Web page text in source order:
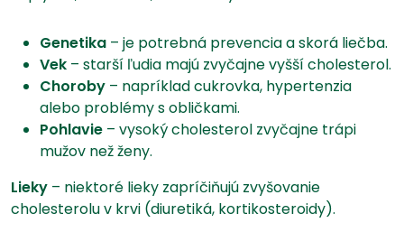
Genetika – je potrebná prevencia a skorá liečba.
Vek – starší ľudia majú zvyčajne vyšší cholesterol.
Choroby – napríklad cukrovka, hypertenzia
alebo problémy s obličkami.
Pohlavie – vysoký cholesterol zvyčajne trápi
mužov než ženy.
Lieky – niektoré lieky zapríčiňujú zvyšovanie
cholesterolu v krvi (diuretiká, kortikosteroidy).